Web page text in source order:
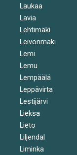
Laukaa
Lavia
Lehtimäki
Leivonmäki
Lemi
Lemu
Lempäälä
Leppävirta
Lestijärvi
Lieksa
Lieto
Liljendal
Liminka